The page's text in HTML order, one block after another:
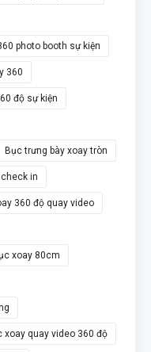
photo booth sự kiện
360
độ sự kiện
Bục trưng bày xoay tròn
in
360 độ quay video
xoay 80cm
xoay quay video 360 độ